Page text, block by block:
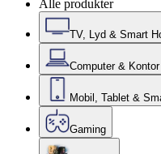
Alle produkter
TV, Lyd & Smart
Computer & Kontor
Mobil, Tablet &
Gaming